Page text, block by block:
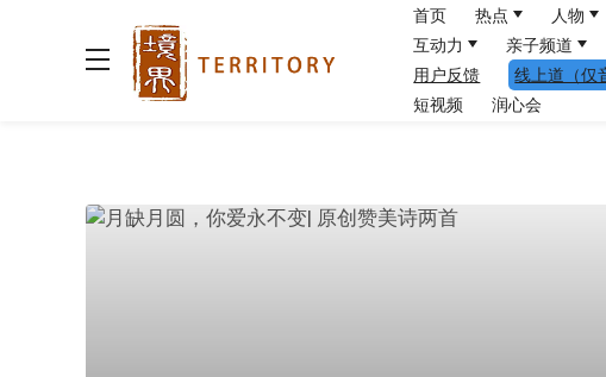
首页 热点 人物
互动力
亲子频道
用户反馈
线上道（仅
短视频
润心会